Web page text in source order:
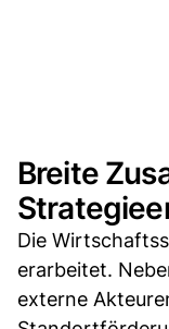
Breite
Die
erarbeitet.
externe